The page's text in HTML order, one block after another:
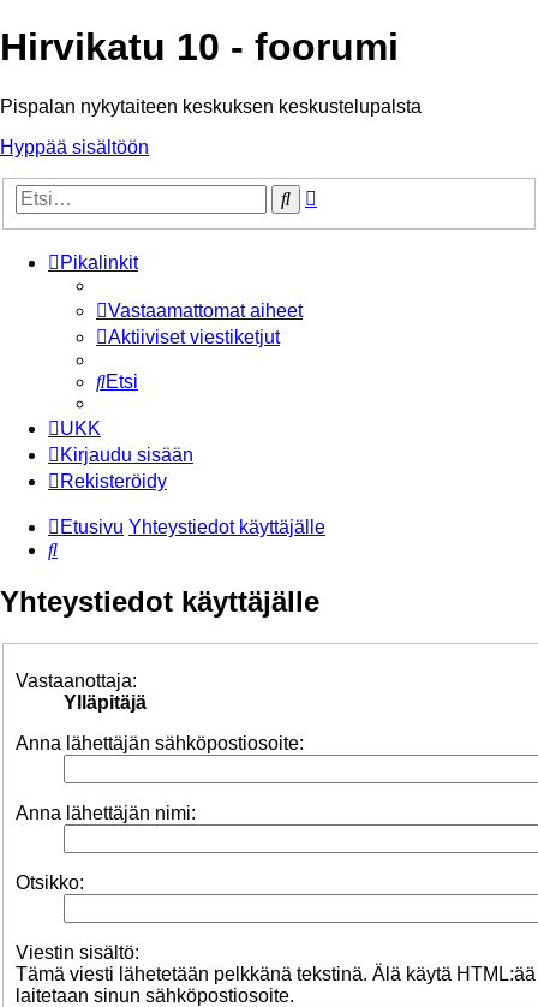
Hirvikatu 10 - foorumi
Pispalan nykytaiteen keskuksen keskustelupalsta
Hyppää sisältöön
Etsi
Pikalinkit
Vastaamattomat aiheet
Aktiiviset viestiketjut
Etsi
UKK
Kirjaudu sisään
Rekisteröidy
Etusivu Yhteystiedot käyttäjälle
Etsi
Yhteystiedot käyttäjälle
Vastaanottaja:
Ylläpitäjä
Anna lähettäjän sähköpostiosoite:
Anna lähettäjän nimi:
Otsikko:
Viestin sisältö:
Tämä viesti lähetetään pelkkänä tekstinä. Älä käytä
laitetaan sinun sähköpostiosoite.